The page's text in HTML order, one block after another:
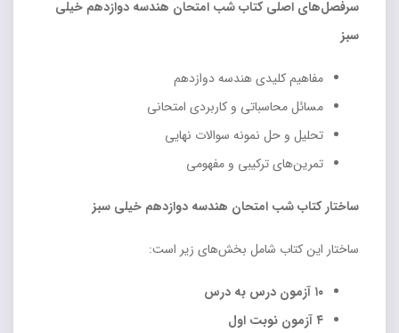
سرفصل‌های اصلی کتاب شب امتحان هندسه دوازدهم خیلی
سبز
مفاهیم کلیدی هندسه دوازدهم
مسائل محاسباتی و کاربردی امتحانی
تحلیل و حل نمونه سوالات نهایی
تمرین‌های ترکیبی و مفهومی
ساختار کتاب شب امتحان هندسه دوازدهم خیلی سبز
ساختار این کتاب شامل بخش‌های زیر است:
۱۰ آزمون درس به درس
۴ آزمون نوبت اول